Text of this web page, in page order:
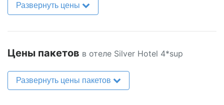
Развернуть цены
Цены пакетов в отеле Silver Hotel 4*sup
Развернуть цены пакетов